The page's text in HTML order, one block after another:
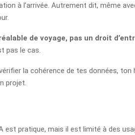
à l’arrivée. Autrement dit, même
de voyage, pas un droit
pas le cas.
la cohérence de tes données, ton
projet.
est pratique, mais il est limité à des